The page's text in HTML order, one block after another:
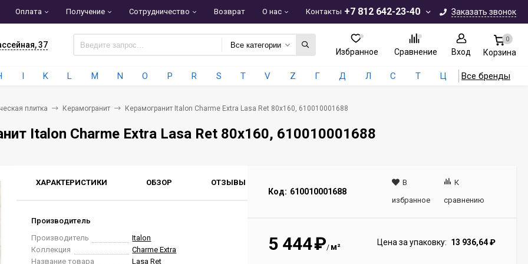
+7 812 642-23-40 Заказать звонок
Оплата Получение Сотрудничество Возврат О нас Контакты
37 Все категории
Избранное Сравнение Вход
0
Корзина
I K L M N O P R S T V Z Г Д Л С Т Ц Все бренды
плитка Керамогранит Керамогранит Italon Charme Extra Lasa Ret 80x160, 610010001688
Italon Charme Extra Lasa Ret 80x160, 610010001688
ХАРАКТЕРИСТИКИ ОБЗОР ОТЗЫВЫ
Производитель
Производитель
Italon
Коллекция
Charme Extra
Название товара
Lasa Ret
Код: 610010001688
В
избранное
К
сравнению
5 444₽/ м² Цена за упаковку: 13 936,64₽